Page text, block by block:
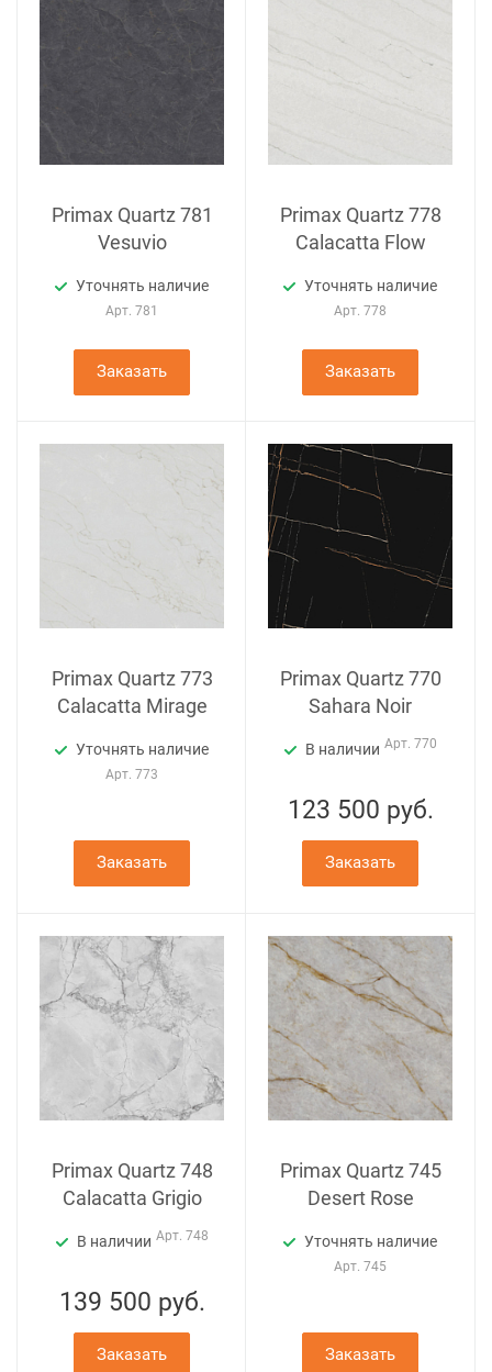
Primax Quartz 781
Vesuvio
Уточнять наличие
Арт. 781
Заказать
Primax Quartz 778
Calacatta Flow
Уточнять наличие
Арт. 778
Заказать
Primax Quartz 773
Calacatta Mirage
Уточнять наличие
Арт. 773
Заказать
Primax Quartz 770
Sahara Noir
В наличии Арт. 770
123 500 руб.
Заказать
Primax Quartz 748
Calacatta Grigio
В наличии Арт. 748
139 500 руб.
Заказать
Primax Quartz 745
Desert Rose
Уточнять наличие
Арт. 745
Заказать